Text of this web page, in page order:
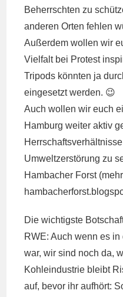
Beherrschten zu
anderen Orten fehlen
Außerdem wollen wir
Vielfalt bei Protest
Tripods könnten ja
eingesetzt werden. 😉
Auch wollen wir euch
Hamburg weiter aktiv
Umweltzerstörung zu
Hambacher Forst
Die wichtigste
RWE: Auch wenn es
war, wir sind noch da,
Kohleindustrie bleibt
auf, bevor ihr aufhört: